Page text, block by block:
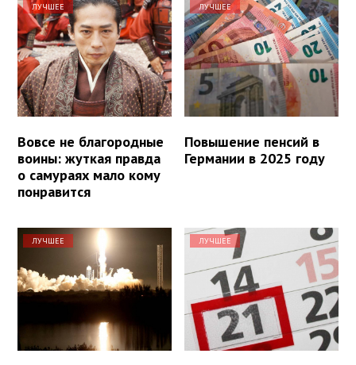
ЛУЧШЕЕ
Вовсе не благородные
воины: жуткая правда
о самураях мало кому
понравится
ЛУЧШЕЕ
Повышение пенсий в
Германии в 2025 году
ЛУЧШЕЕ ЛУЧШЕЕ